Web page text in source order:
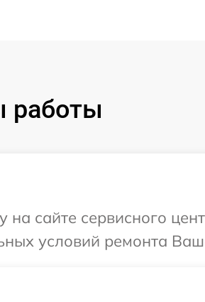
работы
на сайте сервисного
условий ремонта